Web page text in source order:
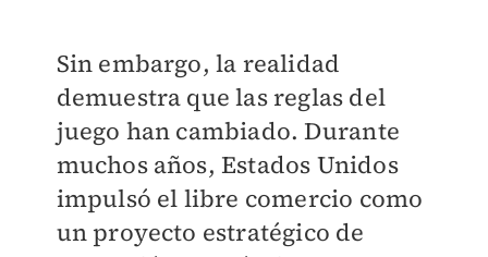
Sin embargo, la realidad
demuestra que las reglas del
juego han cambiado. Durante
muchos años, Estados Unidos
impulsó el libre comercio como
un proyecto estratégico de